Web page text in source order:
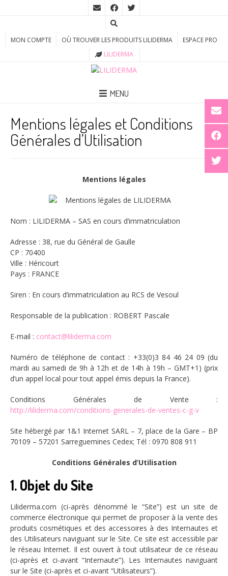
MON COMPTE OÙ TROUVER LES PRODUITS LILIDERMA
ESPACE PRO
LILIDERMA
MENU
Mentions légales et Conditions
Générales d’Utilisation
Mentions légales
Nom : LILIDERMA – SAS en cours d’immatriculation
Adresse : 38, rue du Général de Gaulle
CP : 70400
Ville : Héricourt
Pays : FRANCE
Siren : En cours d’immatriculation au RCS de Vesoul
Responsable de la publication : ROBERT Pascale
E-mail : contact@liliderma.com
Numéro de téléphone de contact : +33(0)3 84 46 24 09 (du
mardi au samedi de 9h à 12h et de 14h à 19h – GMT+1) (prix
d’un appel local pour tout appel émis depuis la France).
Conditions Générales de Vente :
http://liliderma.com/conditions-generales-de-ventes-c-g-v
Site hébergé par 1&1 Internet SARL – 7, place de la Gare – BP
70109 – 57201 Sarreguemines Cedex; Tél : 0970 808 911
Conditions Générales d’Utilisation
1. Objet du Site
Liliderma.com (ci-après dénommé le “Site”) est un site de
commerce électronique qui permet de proposer à la vente des
produits cosmétiques et des accessoires à des Internautes et
des Utilisateurs naviguant sur le Site. Ce site est accessible par
le réseau Internet. Il est ouvert à tout utilisateur de ce réseau
(ci-après et ci-avant “Internaute”). Les Internautes naviguant
sur le Site (ci-après et ci-avant “Utilisateurs”).